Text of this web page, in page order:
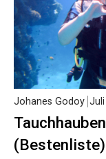
(Bestenliste)
Johanes Godoy